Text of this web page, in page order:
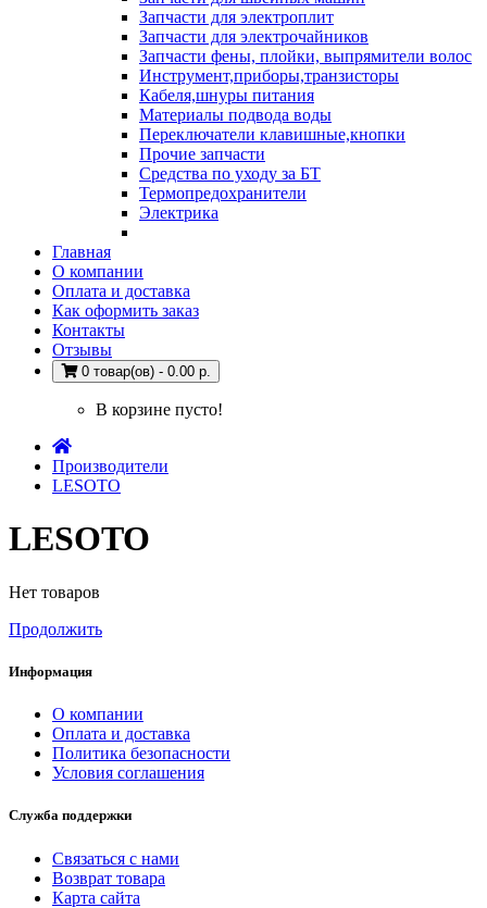
Запчасти для электроплит
Запчасти для электрочайников
Запчасти фены, плойки, выпрямители волос
Инструмент,приборы,транзисторы
Кабеля,шнуры питания
Материалы подвода воды
Переключатели клавишные,кнопки
Прочие запчасти
Средства по уходу за БТ
Термопредохранители
Электрика
Главная
О компании
Оплата и доставка
Как оформить заказ
Контакты
Отзывы
0 товар(ов) - 0.00 р.
В корзине пусто!
Производители
LESOTO
LESOTO
Нет товаров
Продолжить
Информация
О компании
Оплата и доставка
Политика безопасности
Условия соглашения
Служба поддержки
Связаться с нами
Возврат товара
Карта сайта